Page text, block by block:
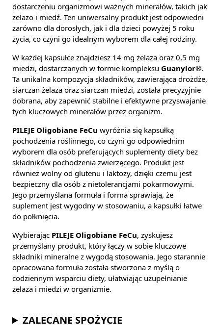
dostarczeniu organizmowi ważnych minerałów, takich jak
żelazo i miedź. Ten uniwersalny produkt jest odpowiedni
zarówno dla dorosłych, jak i dla dzieci powyżej 5 roku
życia, co czyni go idealnym wyborem dla całej rodziny.
W każdej kapsułce znajdziesz 14 mg żelaza oraz 0,5 mg
miedzi, dostarczanych w formie kompleksu Guanylor®.
Ta unikalna kompozycja składników, zawierająca drożdże,
siarczan żelaza oraz siarczan miedzi, została precyzyjnie
dobrana, aby zapewnić stabilne i efektywne przyswajanie
tych kluczowych minerałów przez organizm.
PILEJE Oligobiane FeCu wyróżnia się kapsułką
pochodzenia roślinnego, co czyni go odpowiednim
wyborem dla osób preferujących suplementy diety bez
składników pochodzenia zwierzęcego. Produkt jest
również wolny od glutenu i laktozy, dzięki czemu jest
bezpieczny dla osób z nietolerancjami pokarmowymi.
Jego przemyślana formuła i forma sprawiają, że
suplement jest wygodny w stosowaniu, a kapsułki łatwe
do połknięcia.
Wybierając PILEJE Oligobiane FeCu, zyskujesz
przemyślany produkt, który łączy w sobie kluczowe
składniki mineralne z wygodą stosowania. Jego starannie
opracowana formuła została stworzona z myślą o
codziennym wsparciu diety, ułatwiając uzupełnianie
żelaza i miedzi w organizmie.
ZALECANE SPOŻYCIE